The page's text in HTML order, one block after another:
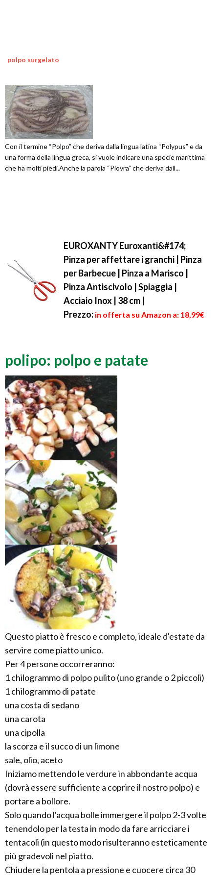
polpo surgelato
Con il termine “Polpo” che deriva dalla lingua latina “Polypus” e da
una forma della lingua greca, si vuole indicare una specie marittima
che ha molti piedi.Anche la parola “Piovra” che deriva dall...
EUROXANTY Euroxanti&#174;
Pinza per affettare i granchi | Pinza
per Barbecue | Pinza a Marisco |
Pinza Antiscivolo | Spiaggia |
Acciaio Inox | 38 cm |
Prezzo: in offerta su Amazon a: 18,99€
polipo: polpo e patate
Questo piatto è fresco e completo, ideale d'estate da
servire come piatto unico.
Per 4 persone occorreranno:
1 chilogrammo di polpo pulito (uno grande o 2 piccoli)
1 chilogrammo di patate
una costa di sedano
una carota
una cipolla
la scorza e il succo di un limone
sale, olio, aceto
Iniziamo mettendo le verdure in abbondante acqua
(dovrà essere sufficiente a coprire il nostro polpo) e
portare a bollore.
Solo quando l'acqua bolle immergere il polpo 2-3 volte
tenendolo per la testa in modo da fare arricciare i
tentacoli (in questo modo risulteranno esteticamente
più gradevoli nel piatto.
Chiudere la pentola a pressione e cuocere circa 30